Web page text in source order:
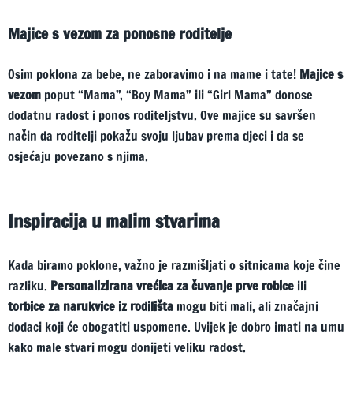
Majice s vezom za ponosne roditelje
Osim poklona za bebe, ne zaboravimo i na mame i tate! Majice s
vezom poput “Mama”, “Boy Mama” ili “Girl Mama” donose
dodatnu radost i ponos roditeljstvu. Ove majice su savršen
način da roditelji pokažu svoju ljubav prema djeci i da se
osjećaju povezano s njima.
Inspiracija u malim stvarima
Kada biramo poklone, važno je razmišljati o sitnicama koje čine
razliku. Personalizirana vrećica za čuvanje prve robice ili
torbice za narukvice iz rodilišta mogu biti mali, ali značajni
dodaci koji će obogatiti uspomene. Uvijek je dobro imati na umu
kako male stvari mogu donijeti veliku radost.